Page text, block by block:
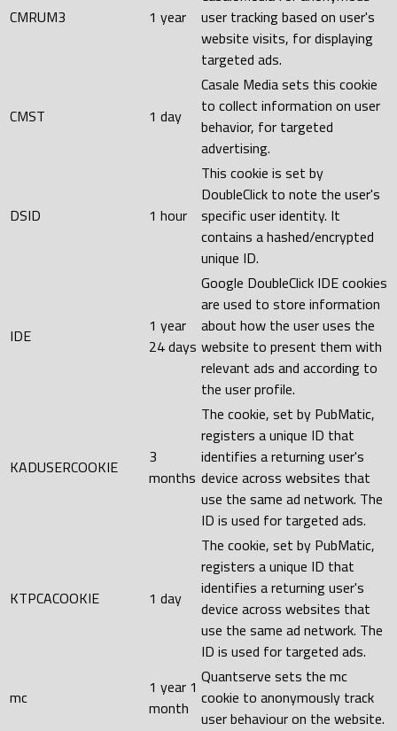
CMRUM3 1 year
user tracking based on user's
website visits, for displaying
targeted ads.
CMST 1 day
Casale Media sets this cookie
to collect information on user
behavior, for targeted
advertising.
DSID 1 hour
This cookie is set by
DoubleClick to note the user's
specific user identity. It
contains a hashed/encrypted
unique ID.
IDE
1 year
24 days
Google DoubleClick IDE cookies
are used to store information
about how the user uses the
website to present them with
relevant ads and according to
the user profile.
KADUSERCOOKIE
3
months
The cookie, set by PubMatic,
registers a unique ID that
identifies a returning user's
device across websites that
use the same ad network. The
ID is used for targeted ads.
KTPCACOOKIE 1 day
The cookie, set by PubMatic,
registers a unique ID that
identifies a returning user's
device across websites that
use the same ad network. The
ID is used for targeted ads.
mc
1 year 1
month
Quantserve sets the mc
cookie to anonymously track
user behaviour on the website.